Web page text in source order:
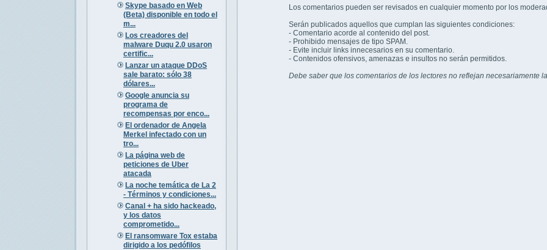
Skype basado en Web
(Beta) disponible en todo el
m...
Los creadores del
malware Duqu 2.0 usaron
certific...
Lanzar un ataque DDoS
sale barato: sólo 38
dólares...
Google anuncia su
programa de
recompensas por enco...
El ordenador de Angela
Merkel infectado con un
tro...
La página web de
peticiones de Uber
atacada
La noche temática de La 2
- Términos y condiciones...
Canal + ha sido hackeado,
y los datos
comprometido...
El ransomware Tox estaba
dirigido a los pedófilos
Los comentarios pueden ser revisados en cualquier momento por los
Serán publicados aquellos que cumplan las siguientes condiciones:
- Comentario acorde al contenido del post.
- Prohibido mensajes de tipo SPAM.
- Evite incluir links innecesarios en su comentario.
- Contenidos ofensivos, amenazas e insultos no serán permitidos.
Debe saber que los comentarios de los lectores no reflejan necesariamente